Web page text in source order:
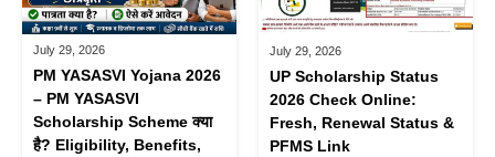
July 29, 2026
PM YASASVI Yojana 2026
– PM YASASVI
Scholarship Scheme क्या
है? Eligibility, Benefits,
July 29, 2026
UP Scholarship Status
2026 Check Online:
Fresh, Renewal Status &
PFMS Link